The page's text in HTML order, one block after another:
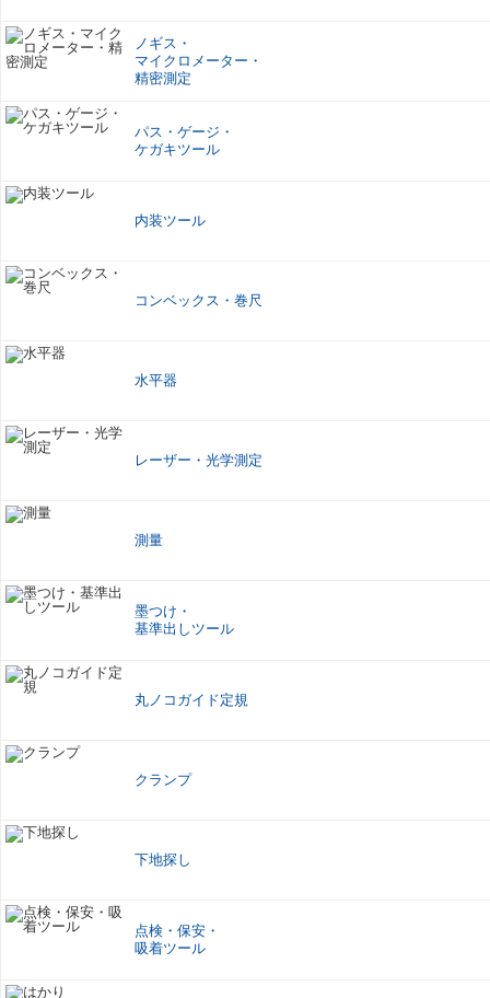
ノギス ・
マイクロメーター ・
精密測定
パス ・ ゲージ ・
ケガキツール
内装ツール
コンベックス ・ 巻尺
水平器
レーザー ・ 光学測定
測量
墨つけ ・
基準出しツール
丸ノコガイド定規
クランプ
下地探し
点検 ・ 保安 ・
吸着ツール